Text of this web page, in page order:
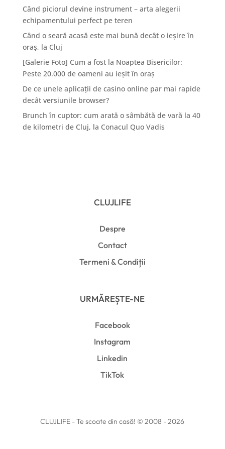
Când piciorul devine instrument – arta alegerii
echipamentului perfect pe teren
Când o seară acasă este mai bună decât o ieșire în
oraș, la Cluj
[Galerie Foto] Cum a fost la Noaptea Bisericilor:
Peste 20.000 de oameni au ieșit în oraș
De ce unele aplicații de casino online par mai rapide
decât versiunile browser?
Brunch în cuptor: cum arată o sâmbătă de vară la 40
de kilometri de Cluj, la Conacul Quo Vadis
CLUJLIFE
Despre
Contact
Termeni & Condiții
URMĂREȘTE-NE
Facebook
Instagram
Linkedin
TikTok
CLUJLIFE - Te scoate din casă! © 2008 - 2026